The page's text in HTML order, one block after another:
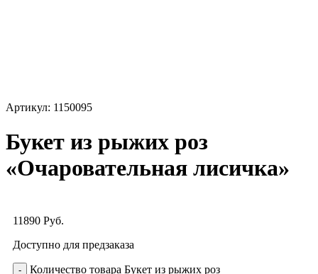
Артикул: 1150095
Букет из рыжих роз
«Очаровательная лисичка»
11890 Руб.
Доступно для предзаказа
Количество товара Букет из рыжих роз